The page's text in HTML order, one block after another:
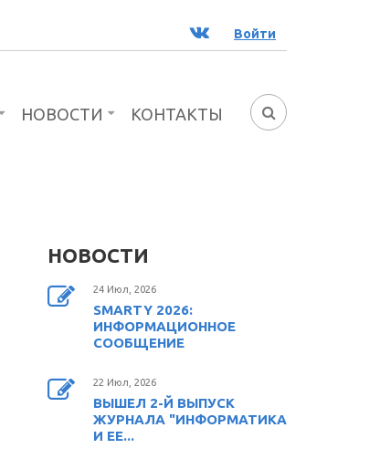
ВК Войти
ФОРМА
НОВОСТИ КОНТАКТЫ
НОВОСТИ
24 Июл, 2026
SMARTY 2026:
ИНФОРМАЦИОННОЕ
СООБЩЕНИЕ
22 Июл, 2026
ВЫШЕЛ 2-Й ВЫПУСК
ЖУРНАЛА "ИНФОРМАТИКА
И ЕЕ...